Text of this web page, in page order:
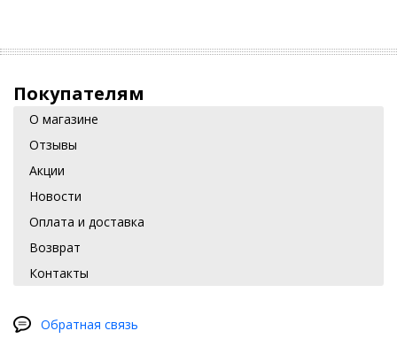
Покупателям
О магазине
Отзывы
Акции
Новости
Оплата и доставка
Возврат
Контакты
Обратная связь